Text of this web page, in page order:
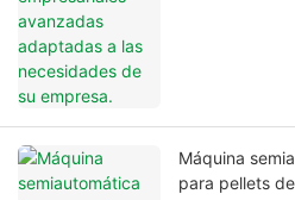
Máquina
para pellets